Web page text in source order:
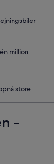
million
store
-